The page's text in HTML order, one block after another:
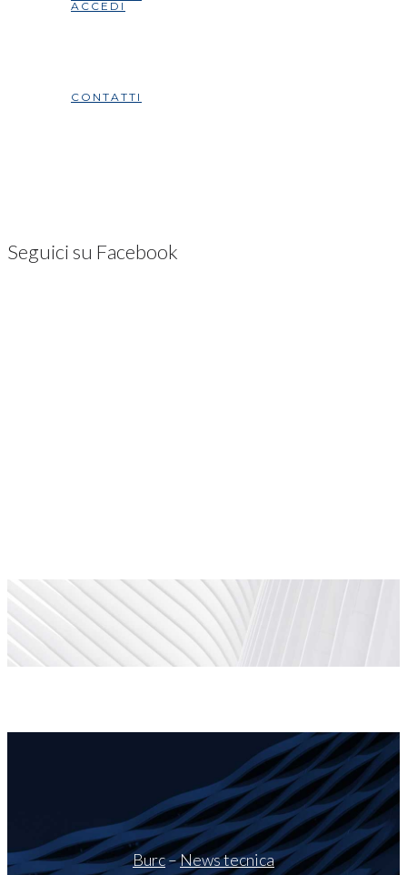
ACCEDI
CONTATTI
Seguici su Facebook
Burc–News tecnica